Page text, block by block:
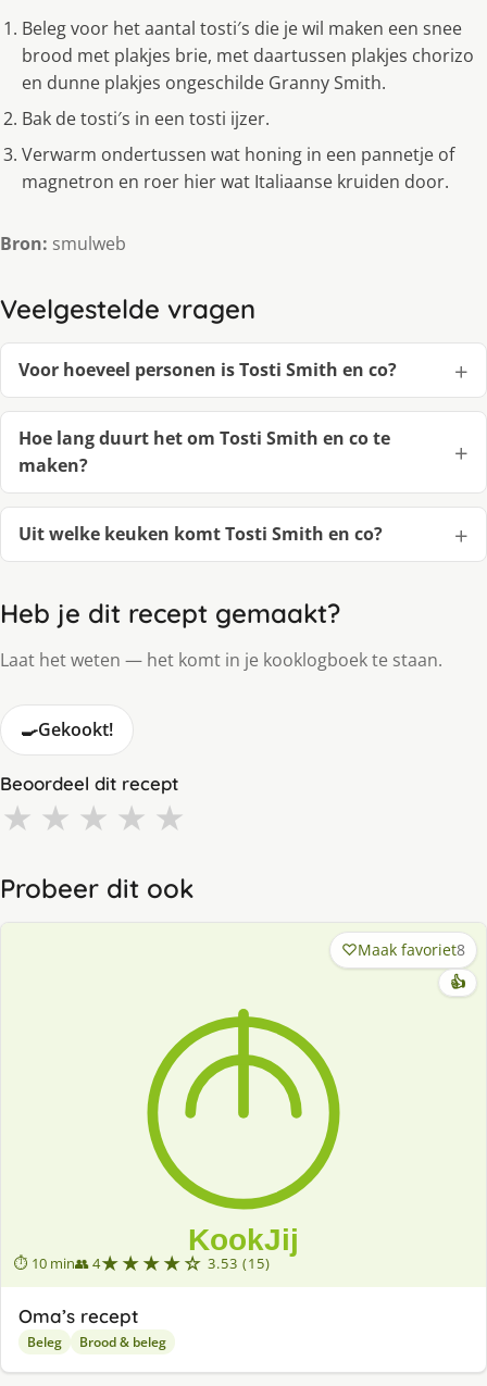
Beleg voor het aantal tosti′s die je wil maken een snee
brood met plakjes brie, met daartussen plakjes chorizo
en dunne plakjes ongeschilde Granny Smith.
Bak de tosti′s in een tosti ijzer.
Verwarm ondertussen wat honing in een pannetje of
magnetron en roer hier wat Italiaanse kruiden door.
Bron: smulweb
Veelgestelde vragen
Voor hoeveel personen is Tosti Smith en co?
Hoe lang duurt het om Tosti Smith en co te
maken?
Uit welke keuken komt Tosti Smith en co?
Heb je dit recept gemaakt?
Laat het weten — het komt in je kooklogboek te staan.
🍳Gekookt!
Beoordeel dit recept
★ ★ ★ ★ ★
Probeer dit ook
⏱ 10 min👥 4★★★★☆ 3.53 (15)
Maak favoriet8
👍
Oma’s recept
Beleg Brood & beleg